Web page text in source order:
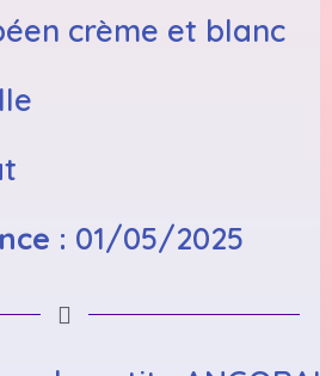
crème et blanc
: 01/05/2025